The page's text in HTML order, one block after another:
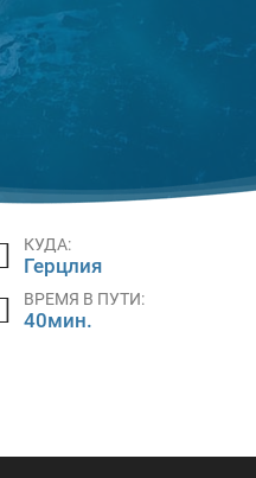
КУДА:
Герцлия
ВРЕМЯ В ПУТИ:
40мин.